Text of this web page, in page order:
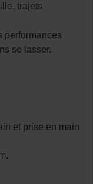
trajets
performances
se lasser.
et prise en main